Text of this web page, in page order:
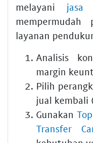
melayani
layanan
Analisis
margin
Pilih
jual kembali
Gunakan
Transfer